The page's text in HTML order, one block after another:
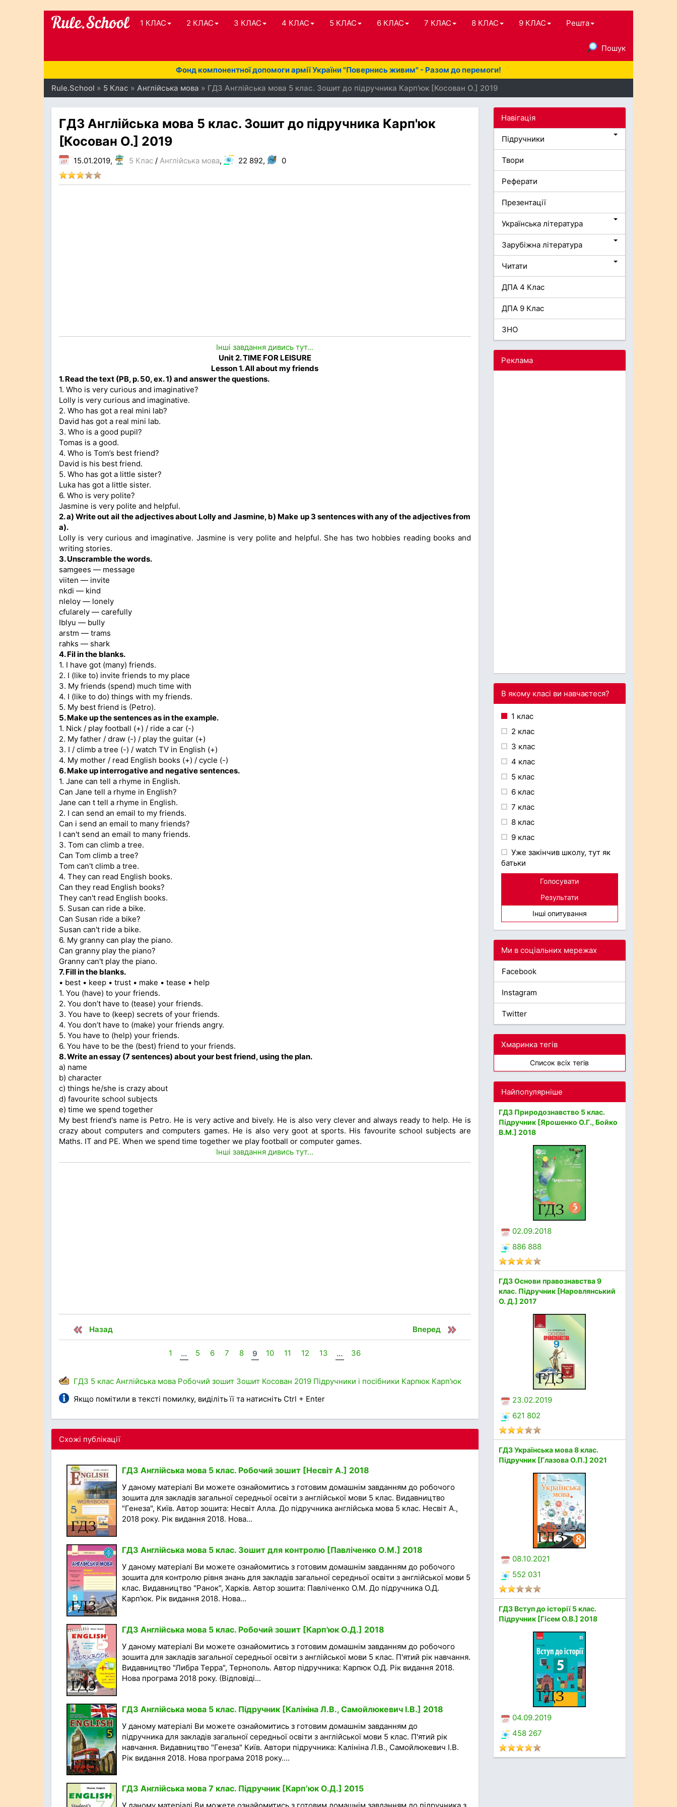
1 КЛАС 2 КЛАС 3 КЛАС 4 КЛАС 5 КЛАС 6 КЛАС 7 КЛАС 8 КЛАС 9 КЛАС Решта
Пошук
Фонд компонентної допомоги армії України "Повернись живим" - Разом до перемоги!
Rule.School » 5 Клас » Англійська мова » ГДЗ Англійська мова 5 клас. Зошит до підручника Карп'юк [Косован О.] 2019
ГДЗ Англійська мова 5 клас. Зошит до підручника Карп'юк
[Косован О.] 2019
15.01.2019, 5 Клас / Англійська мова, 22 892, 0
Інші завдання дивись тут...
Unit 2. TIME FOR LEISURE
Lesson 1. All about my friends
1. Read the text (PB, p. 50, ex. 1) and answer the questions.
1. Who is very curious and imaginative?
Lolly is very curious and imaginative.
2. Who has got a real mini lab?
David has got a real mini lab.
3. Who is a good pupil?
Tomas is a good.
4. Who is Tom’s best friend?
David is his best friend.
5. Who has got a little sister?
Luka has got a little sister.
6. Who is very polite?
Jasmine is very polite and helpful.
2. a) Write out ail the adjectives about Lolly and Jasmine, b) Make up 3 sentences with any of the adjectives from
a).
Lolly is very curious and imaginative. Jasmine is very polite and helpful. She has two hobbies reading books and
writing stories.
3. Unscramble the words.
samgees — message
viiten — invite
nkdi — kind
nleloy — lonely
cfularely — carefully
Iblyu — bully
arstm — trams
rahks — shark
4. Fil in the blanks.
1. I have got (many) friends.
2. I (like to) invite friends to my place
3. My friends (spend) much time with
4. I (like to do) things with my friends.
5. My best friend is (Petro).
5. Make up the sentences as in the example.
1. Nick / play football (+) / ride a car (-)
2. My father / draw (-) / play the guitar (+)
3. I / climb a tree (-) / watch TV in English (+)
4. My mother / read English books (+) / cycle (-)
6. Make up interrogative and negative sentences.
1. Jane can tell a rhyme in English.
Can Jane tell a rhyme in English?
Jane can t tell a rhyme in English.
2. I can send an email to my friends.
Can i send an email to many friends?
I can't send an email to many friends.
3. Tom can climb a tree.
Can Tom climb a tree?
Tom can't climb a tree.
4. They can read English books.
Can they read English books?
They can't read English books.
5. Susan can ride a bike.
Can Susan ride a bike?
Susan can't ride a bike.
6. My granny can play the piano.
Can granny play the piano?
Granny can't play the piano.
7. Fill in the blanks.
• best • keep • trust • make • tease • help
1. You (have) to your friends.
2. You don’t have to (tease) your friends.
3. You have to (keep) secrets of your friends.
4. You don’t have to (make) your friends angry.
5. You have to (help) your friends.
6. You have to be the (best) friend to your friends.
8. Write an essay (7 sentences) about your best friend, using the plan.
a) name
b) character
c) things he/she is crazy about
d) favourite school subjects
e) time we spend together
My best friend's name is Petro. He is very active and bively. He is also very clever and always ready to help. He is
crazy about computers and computers games. He is also very goot at sports. His favourite school subjects are
Maths. IT and PE. When we spend time together we play football or computer games.
Інші завдання дивись тут...
Назад Вперед
1 ... 5 6 7 8 9 10 11 12 13 ... 36
ГДЗ 5 клас Англійська мова Робочий зошит Зошит Косован 2019 Підручники і посібники Карпюк Карп'юк
Якщо помітили в тексті помилку, виділіть її та натисніть Ctrl + Enter
Схожі публікації
ГДЗ Англійська мова 5 клас. Робочий зошит [Несвіт А.] 2018
У даному матеріалі Ви можете ознайомитись з готовим домашнім завданням до робочого
зошита для закладів загальної середньої освіти з англійської мови 5 клас. Видавництво
"Генеза", Київ. Автор зошита: Несвіт Алла. До підручника англійська мова 5 клас. Несвіт А.,
2018 року. Рік видання 2018. Нова...
ГДЗ Англійська мова 5 клас. Зошит для контролю [Павліченко О.М.] 2018
У даному матеріалі Ви можете ознайомитись з готовим домашнім завданням до робочого
зошита для контролю рівня знань для закладів загальної середньої освіти з англійської мови 5
клас. Видавництво "Ранок", Харків. Автор зошита: Павліченко О.М. До підручника О.Д.
Карп'юк. Рік видання 2018. Нова...
ГДЗ Англійська мова 5 клас. Робочий зошит [Карп'юк О.Д.] 2018
У даному матеріалі Ви можете ознайомитись з готовим домашнім завданням до робочого
зошита для закладів загальної середньої освіти з англійської мови 5 клас. П'ятий рік навчання.
Видавництво "Либра Терра", Тернополь. Автор підручника: Карпюк О.Д. Рік видання 2018.
Нова програма 2018 року. (Відповіді...
ГДЗ Англійська мова 5 клас. Підручник [Калініна Л.В., Самойлюкевич І.В.] 2018
У даному матеріалі Ви можете ознайомитись з готовим домашнім завданням до
підручника для закладів загальної середньої освіти з англійської мови 5 клас. П'ятий рік
навчання. Видавництво "Генеза" Київ. Автори підручника: Калініна Л.В., Самойлюкевич І.В.
Рік видання 2018. Нова програма 2018 року....
ГДЗ Англійська мова 7 клас. Підручник [Карп’юк О.Д.] 2015
Навігація
Підручники
Твори
Реферати
Презентації
Українська література
Зарубіжна література
Читати
ДПА 4 Клас
ДПА 9 Клас
ЗНО
Реклама
В якому класі ви навчаєтеся?
1 клас
2 клас
3 клас
4 клас
5 клас
6 клас
7 клас
8 клас
9 клас
Уже закінчив школу, тут як
батьки
Голосувати
Результати
Інші опитування
Ми в соціальних мережах
Facebook
Instagram
Twitter
Хмаринка тегів
Список всіх тегів
Найпопулярніше
ГДЗ Природознавство 5 клас.
Підручник [Ярошенко О.Г., Бойко
В.М.] 2018
02.09.2018
886 888
ГДЗ Основи правознавства 9
клас. Підручник [Наровлянський
О. Д.] 2017
23.02.2019
621 802
ГДЗ Українська мова 8 клас.
Підручник [Глазова О.П.] 2021
08.10.2021
552 031
ГДЗ Вступ до історії 5 клас.
Підручник [Гісем О.В.] 2018
04.09.2019
458 267